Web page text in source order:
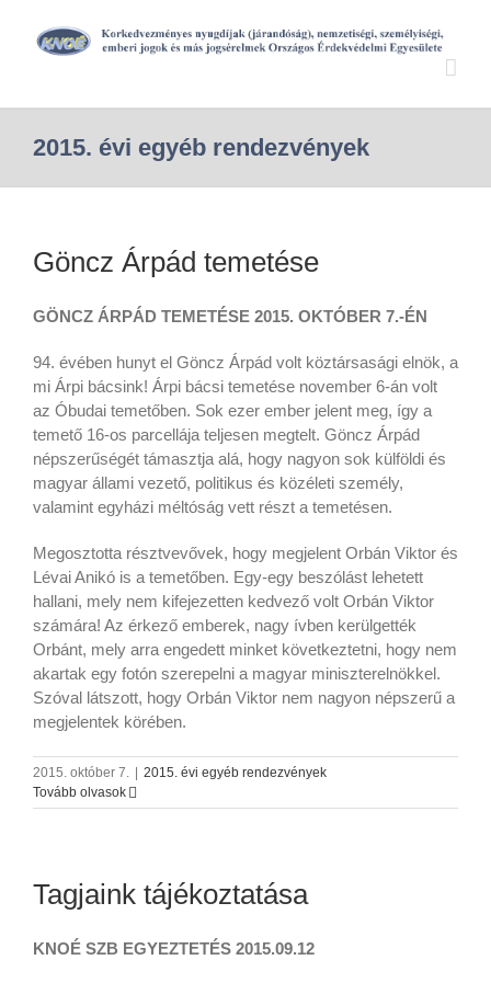
2015. évi egyéb rendezvények
Göncz Árpád temetése
GÖNCZ ÁRPÁD TEMETÉSE 2015. OKTÓBER 7.-ÉN
94. évében hunyt el Göncz Árpád volt köztársasági elnök, a
mi Árpi bácsink! Árpi bácsi temetése november 6-án volt
az Óbudai temetőben. Sok ezer ember jelent meg, így a
temető 16-os parcellája teljesen megtelt. Göncz Árpád
népszerűségét támasztja alá, hogy nagyon sok külföldi és
magyar állami vezető, politikus és közéleti személy,
valamint egyházi méltóság vett részt a temetésen.
Megosztotta résztvevővek, hogy megjelent Orbán Viktor és
Lévai Anikó is a temetőben. Egy-egy beszólást lehetett
hallani, mely nem kifejezetten kedvező volt Orbán Viktor
számára! Az érkező emberek, nagy ívben kerülgették
Orbánt, mely arra engedett minket következtetni, hogy nem
akartak egy fotón szerepelni a magyar miniszterelnökkel.
Szóval látszott, hogy Orbán Viktor nem nagyon népszerű a
megjelentek körében.
2015. október 7.
2015. évi egyéb rendezvények
Tovább olvasok
Tagjaink tájékoztatása
KNOÉ SZB EGYEZTETÉS 2015.09.12